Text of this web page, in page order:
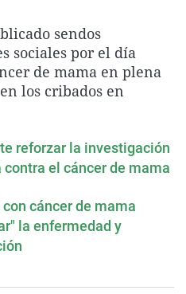
Gente viajera
Como el perro y el
Retornados
Equipo de
Operación Viuda
Galicia
La Rioja
Navarra
Televisión
Elecciones
sendos
sociales por el día
de mama en plena
los cribados en
reforzar la investigación
el cáncer de mama
cáncer de mama
la enfermedad y